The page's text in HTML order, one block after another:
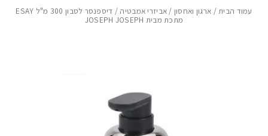
עמוד הבית/ ארגון ואחסון / אביזרי אמבטיה
/ דיספנסר לסבון 300 מ"ל ESAY
מתכת מבית JOSEPH JOSEPH